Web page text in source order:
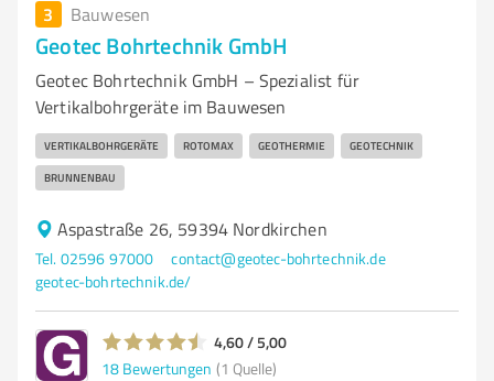
3 Bauwesen
Geotec Bohrtechnik GmbH
Geotec Bohrtechnik GmbH – Spezialist für
Vertikalbohrgeräte im Bauwesen
VERTIKALBOHRGERÄTE ROTOMAX GEOTHERMIE GEOTECHNIK
BRUNNENBAU
Aspastraße 26, 59394 Nordkirchen
Tel. 02596 97000
contact@geotec-bohrtechnik.de
geotec-bohrtechnik.de/
4,60 / 5,00
18 Bewertungen (1 Quelle)